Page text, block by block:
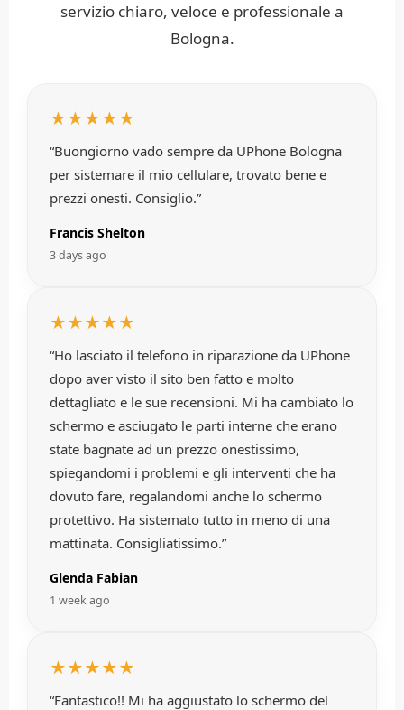
servizio chiaro, veloce e professionale a
Bologna.
★★★★★
“Buongiorno vado sempre da UPhone Bologna
per sistemare il mio cellulare, trovato bene e
prezzi onesti. Consiglio.”
Francis Shelton
3 days ago
★★★★★
“Ho lasciato il telefono in riparazione da UPhone
dopo aver visto il sito ben fatto e molto
dettagliato e le sue recensioni. Mi ha cambiato lo
schermo e asciugato le parti interne che erano
state bagnate ad un prezzo onestissimo,
spiegandomi i problemi e gli interventi che ha
dovuto fare, regalandomi anche lo schermo
protettivo. Ha sistemato tutto in meno di una
mattinata. Consigliatissimo.”
Glenda Fabian
1 week ago
★★★★★
“Fantastico!! Mi ha aggiustato lo schermo del